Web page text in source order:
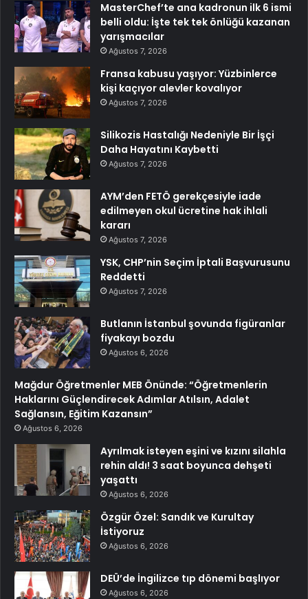
MasterChef’te ana kadronun ilk 6 ismi
belli oldu: İşte tek tek önlüğü kazanan
yarışmacılar
Ağustos 7, 2026
Fransa kabusu yaşıyor: Yüzbinlerce
kişi kaçıyor alevler kovalıyor
Ağustos 7, 2026
Silikozis Hastalığı Nedeniyle Bir İşçi
Daha Hayatını Kaybetti
Ağustos 7, 2026
AYM’den FETÖ gerekçesiyle iade
edilmeyen okul ücretine hak ihlali
kararı
Ağustos 7, 2026
YSK, CHP’nin Seçim İptali Başvurusunu
Reddetti
Ağustos 7, 2026
Butlanın İstanbul şovunda figüranlar
fiyakayı bozdu
Ağustos 6, 2026
Mağdur Öğretmenler MEB Önünde: “Öğretmenlerin
Haklarını Güçlendirecek Adımlar Atılsın, Adalet
Sağlansın, Eğitim Kazansın”
Ağustos 6, 2026
Ayrılmak isteyen eşini ve kızını silahla
rehin aldı! 3 saat boyunca dehşeti
yaşattı
Ağustos 6, 2026
Özgür Özel: Sandık ve Kurultay
İstiyoruz
Ağustos 6, 2026
DEÜ’de İngilizce tıp dönemi başlıyor
Ağustos 6, 2026